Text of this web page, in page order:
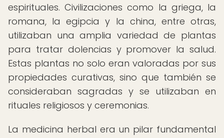
espirituales. Civilizaciones como la griega, la
romana, la egipcia y la china, entre otras,
utilizaban una amplia variedad de plantas
para tratar dolencias y promover la salud.
Estas plantas no solo eran valoradas por sus
propiedades curativas, sino que también se
consideraban sagradas y se utilizaban en
rituales religiosos y ceremonias.
La medicina herbal era un pilar fundamental